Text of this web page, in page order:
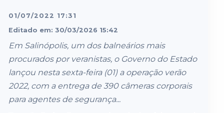
01/07/2022 17:31
Editado em: 30/03/2026 15:42
Em Salinópolis, um dos balneários mais
procurados por veranistas, o Governo do Estado
lançou nesta sexta-feira (01) a operação verão
2022, com a entrega de 390 câmeras corporais
para agentes de segurança...